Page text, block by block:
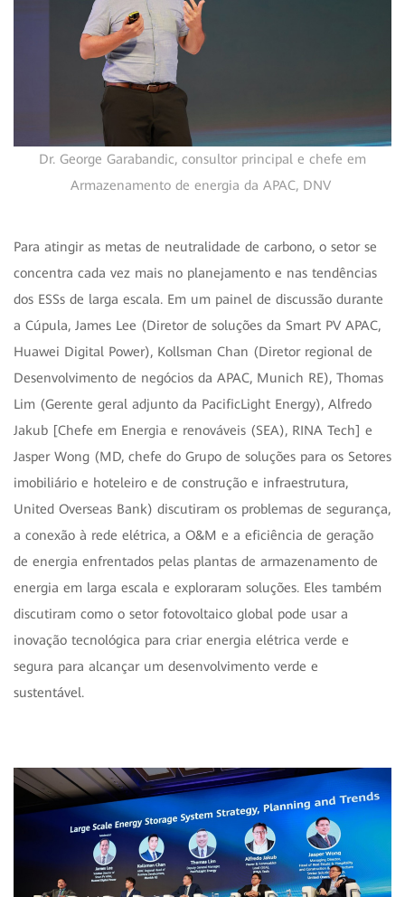
Dr. George Garabandic, consultor principal e chefe em
Armazenamento de energia da APAC, DNV
Para atingir as metas de neutralidade de carbono, o setor se
concentra cada vez mais no planejamento e nas tendências
dos ESSs de larga escala. Em um painel de discussão durante
a Cúpula, James Lee (Diretor de soluções da Smart PV APAC,
Huawei Digital Power), Kollsman Chan (Diretor regional de
Desenvolvimento de negócios da APAC, Munich RE), Thomas
Lim (Gerente geral adjunto da PacificLight Energy), Alfredo
Jakub [Chefe em Energia e renováveis (SEA), RINA Tech] e
Jasper Wong (MD, chefe do Grupo de soluções para os Setores
imobiliário e hoteleiro e de construção e infraestrutura,
United Overseas Bank) discutiram os problemas de segurança,
a conexão à rede elétrica, a O&M e a eficiência de geração
de energia enfrentados pelas plantas de armazenamento de
energia em larga escala e exploraram soluções. Eles também
discutiram como o setor fotovoltaico global pode usar a
inovação tecnológica para criar energia elétrica verde e
segura para alcançar um desenvolvimento verde e
sustentável.